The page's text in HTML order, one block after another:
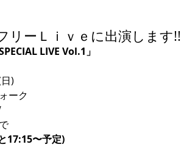
リーＬｉｖｅに出演します!!
LIVE Vol.1」
)
ーク
17:15〜予定)